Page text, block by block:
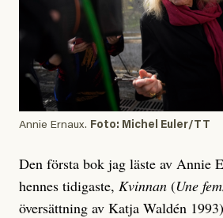
Annie Ernaux. Foto: Michel Euler/TT
Den första bok jag läste av Annie
hennes tidigaste, Kvinnan (Une
översättning av Katja Waldén